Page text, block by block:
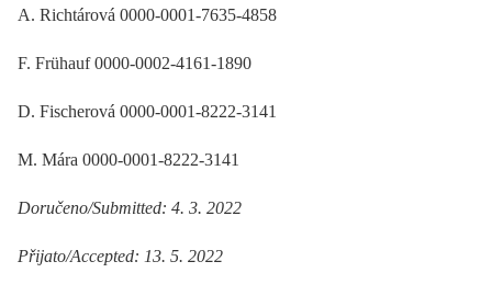
A. Richtárová 0000-0001-7635-4858
F. Frühauf 0000-0002-4161-1890
D. Fischerová 0000-0001-8222-3141
M. Mára 0000-0001-8222-3141
Doručeno/Submitted: 4. 3. 2022
Přijato/Accepted: 13. 5. 2022